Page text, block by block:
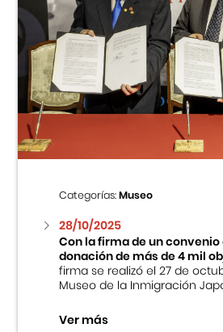
Categorías:Museo
28/10/2025
Con la firma de un
donación de más de 4 mil
firma se realizó el 27 de
Museo de la Inmigración
Ver más